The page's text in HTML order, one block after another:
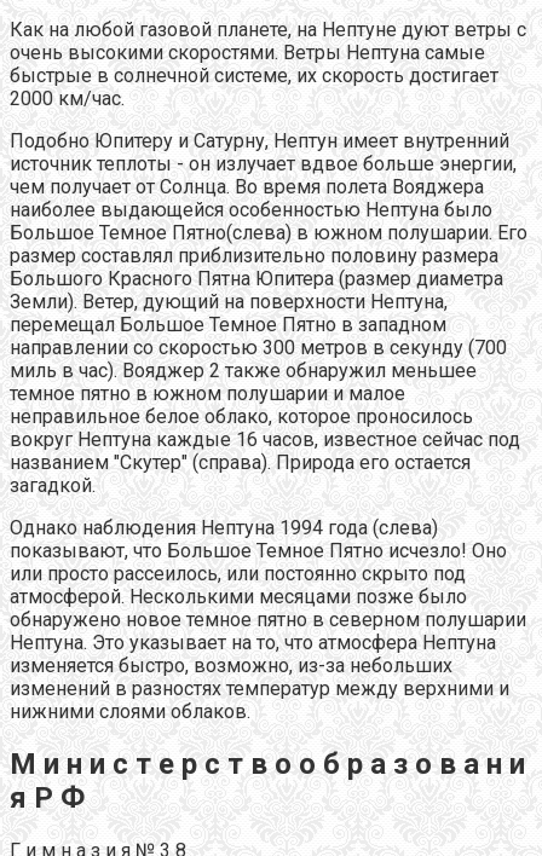
Как на любой газовой планете, на Нептуне дуют ветры с
очень высокими скоростями. Ветры Нептуна самые
быстрые в солнечной системе, их скорость достигает
2000 км/час.
Подобно Юпитеру и Сатурну, Нептун имеет внутренний
источник теплоты - он излучает вдвое больше энергии,
чем получает от Солнца. Во время полета Вояджера
наиболее выдающейся особенностью Нептуна было
Большое Темное Пятно(слева) в южном полушарии. Его
размер составлял приблизительно половину размера
Большого Красного Пятна Юпитера (размер диаметра
Земли). Ветер, дующий на поверхности Нептуна,
перемещал Большое Темное Пятно в западном
направлении со скоростью 300 метров в секунду (700
миль в час). Вояджер 2 также обнаружил меньшее
темное пятно в южном полушарии и малое
неправильное белое облако, которое проносилось
вокруг Нептуна каждые 16 часов, известное сейчас под
названием "Скутер" (справа). Природа его остается
загадкой.
Однако наблюдения Нептуна 1994 года (слева)
показывают, что Большое Темное Пятно исчезло! Оно
или просто рассеилось, или постоянно скрыто под
атмосферой. Несколькими месяцами позже было
обнаружено новое темное пятно в северном полушарии
Нептуна. Это указывает на то, что атмосфера Нептуна
изменяется быстро, возможно, из-за небольших
изменений в разностях температур между верхними и
нижними слоями облаков.
М и н и с т е р с т в о о б р а з о в а н и
я Р Ф
Г и м н а з и я № 3 8